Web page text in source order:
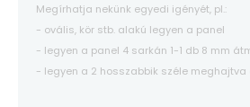
Megírhatja nekünk egyedi igényét, pl.:
- ovális, kör stb. alakú legyen a panel
- legyen a panel 4 sarkán 1-1 db 8 mm
- legyen a 2 hosszabbik széle meghajtva